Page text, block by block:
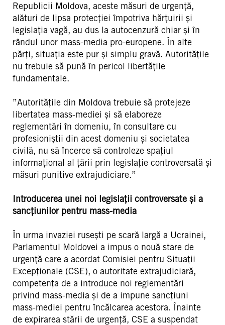
Republicii Moldova, aceste măsuri de urgență,
alături de lipsa protecției împotriva hărțuirii și
legislația vagă, au dus la autocenzură chiar și în
rândul unor mass-media pro-europene. În alte
părți, situația este pur și simplu gravă. Autoritățile
nu trebuie să pună în pericol libertățile
fundamentale.
”Autoritățile din Moldova trebuie să protejeze
libertatea mass-mediei și să elaboreze
reglementări în domeniu, în consultare cu
profesioniștii din acest domeniu și societatea
civilă, nu să încerce să controleze spațiul
informațional al țării prin legislație controversată și
măsuri punitive extrajudiciare.”
Introducerea unei noi legislații controversate și a
sancțiunilor pentru mass-media
În urma invaziei rusești pe scară largă a Ucrainei,
Parlamentul Moldovei a impus o nouă stare de
urgență care a acordat Comisiei pentru Situații
Excepționale (CSE), o autoritate extrajudiciară,
competența de a introduce noi reglementări
privind mass-media și de a impune sancțiuni
mass-mediei pentru încălcarea acestora. Înainte
de expirarea stării de urgență, CSE a suspendat